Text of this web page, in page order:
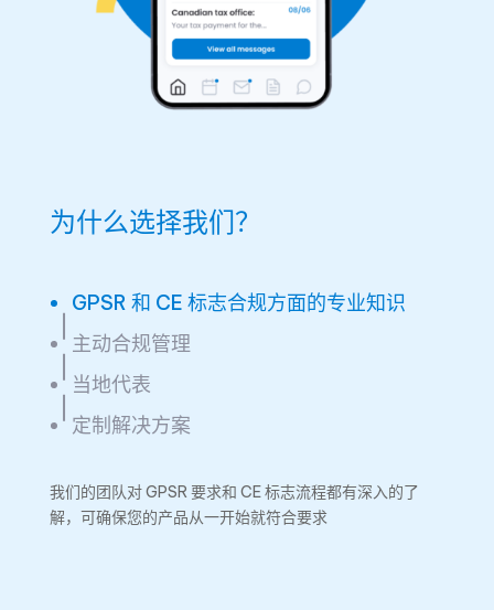
为什么选择我们？
GPSR 和 CE 标志合规方面的专业知识
主动合规管理
当地代表
定制解决方案
我们的团队对 GPSR 要求和 CE 标志流程都有深入的了
解，可确保您的产品从一开始就符合要求